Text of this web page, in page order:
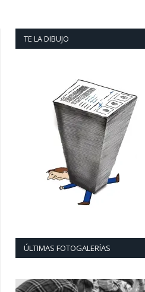
TE LA DIBUJO
ÚLTIMAS FOTOGALERÍAS